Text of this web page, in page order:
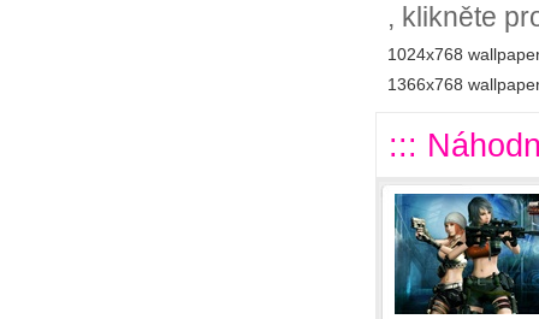
, klikněte
1024x768
1366x768
:::